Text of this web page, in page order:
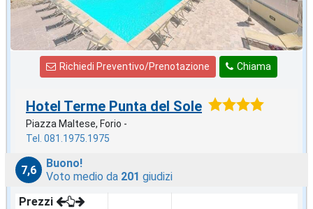
Chiama
Richiedi Preventivo/Prenotazione
Hotel Terme Punta del Sole
Piazza Maltese, Forio -
Tel. 081.1975.1975
7,6
Buono!
Voto medio da 201 giudizi
Prezzi